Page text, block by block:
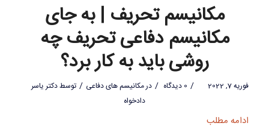
مکانیسم تحریف | به جای
مکانیسم دفاعی تحریف چه
روشی باید به کار برد؟
فوریه 7, 2022 / 0 دیدگاه / درمکانیسم های دفاعی / توسطدکتر یاسر
دادخواه
ادامه مطلب